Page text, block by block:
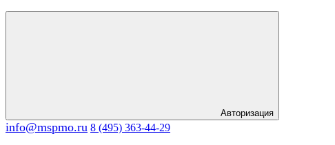
Авторизация
info@mspmo.ru 8 (495) 363-44-29